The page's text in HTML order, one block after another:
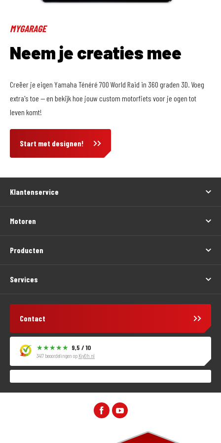
MYGARAGE
Neem je creaties mee
Creëer je eigen Yamaha Ténéré 700 World Raid in 360 graden 3D. Voeg
extra's toe -- en bekijk hoe jouw custom motorfiets voor je ogen tot
leven komt!
Start met designen!
Klantenservice
Motoren
Producten
Services
Contact
9,5 / 10
3417 beoordelingen op KiyOh.nl